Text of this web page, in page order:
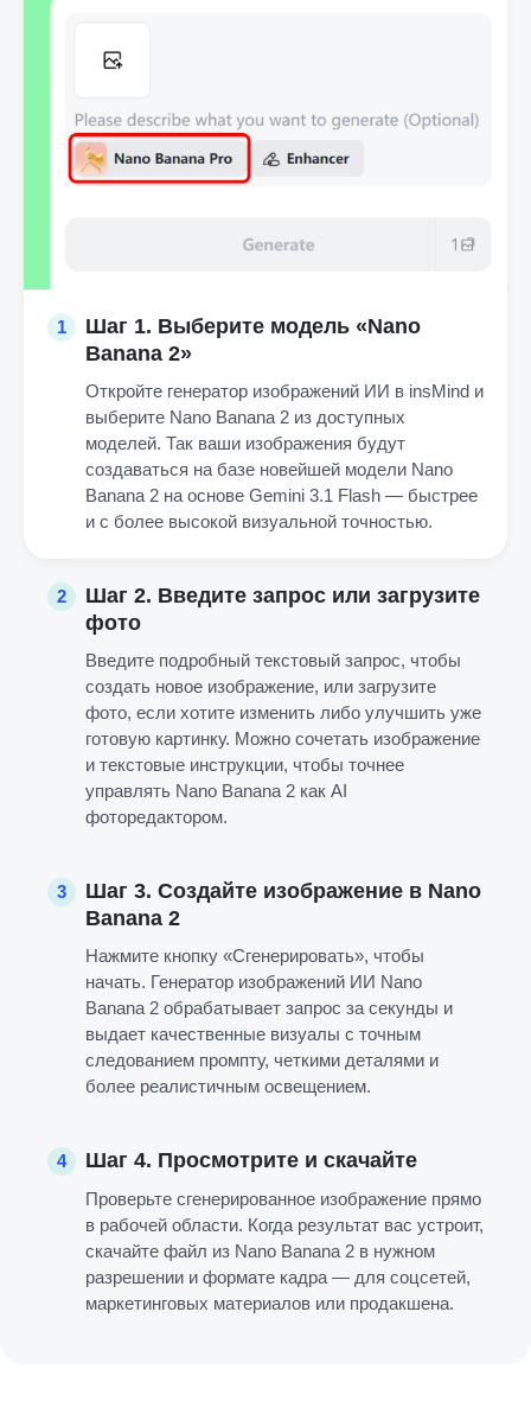
1
Шаг 1. Выберите модель «Nano
Banana 2»
Откройте генератор изображений ИИ в insMind и
выберите Nano Banana 2 из доступных
моделей. Так ваши изображения будут
создаваться на базе новейшей модели Nano
Banana 2 на основе Gemini 3.1 Flash — быстрее
и с более высокой визуальной точностью.
2
Шаг 2. Введите запрос или загрузите
фото
Введите подробный текстовый запрос, чтобы
создать новое изображение, или загрузите
фото, если хотите изменить либо улучшить уже
готовую картинку. Можно сочетать изображение
и текстовые инструкции, чтобы точнее
управлять Nano Banana 2 как AI
фоторедактором.
3
Шаг 3. Создайте изображение в Nano
Banana 2
Нажмите кнопку «Сгенерировать», чтобы
начать. Генератор изображений ИИ Nano
Banana 2 обрабатывает запрос за секунды и
выдает качественные визуалы с точным
следованием промпту, четкими деталями и
более реалистичным освещением.
4 Шаг 4. Просмотрите и скачайте
Проверьте сгенерированное изображение прямо
в рабочей области. Когда результат вас устроит,
скачайте файл из Nano Banana 2 в нужном
разрешении и формате кадра — для соцсетей,
маркетинговых материалов или продакшена.